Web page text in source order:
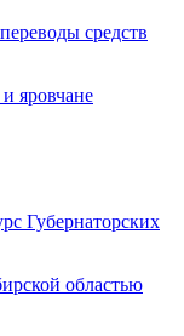
средств
яровчане
Губернаторских
областью